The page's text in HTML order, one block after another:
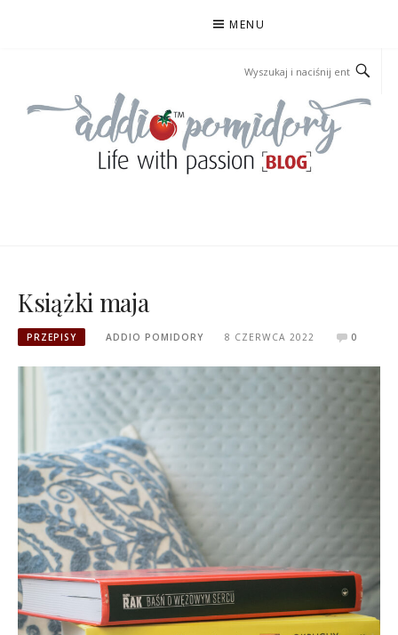
MENU
Książki maja
PRZEPISY ADDIO POMIDORY 8 CZERWCA 2022 0